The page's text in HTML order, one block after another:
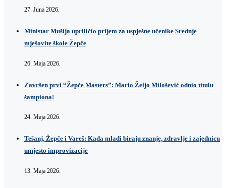
27. Juna 2026.
Ministar Mušija upriličio prijem za uspješne učenike Srednje
mješovite škole Žepče
26. Maja 2026.
Završen prvi “Žepče Masters”: Mario Željo Milošević odnio titulu
šampiona!
24. Maja 2026.
Tešanj, Žepče i Vareš: Kada mladi biraju znanje, zdravlje i zajednicu
umjesto improvizacije
13. Maja 2026.